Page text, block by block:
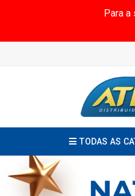
Para a
TODAS AS